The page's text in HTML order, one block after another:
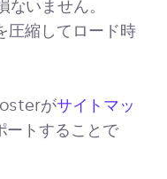
いません。
圧縮してロード時
がサイトマッ
ートすることで